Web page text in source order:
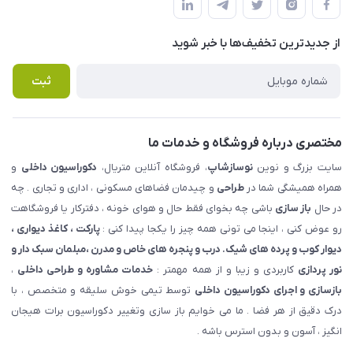
لیست محصولات
درباره ما
حریم خصوصی
راهنما
پرسش های متداول
از جدید‌ترین تخفیف‌ها با‌ خبر شوید
ثبت
مختصری درباره فروشگاه و خدمات ما
سایت بزرگ و نویننوسازشاپ، فروشگاه آنلاین متریال، دکوراسیون داخلی و
همراه همیشگی شما درطراحی و چیدمان فضاهای مسکونی ، اداری و تجاری . چه
در حال باز سازی باشی چه بخوای فقط حال و هوای خونه ، دفترکار یا فروشگاهت
رو عوض کنی ، اینجا می تونی همه چیز را یکجا پیدا کنی :پارکت ، کاغذ دیواری ،
دیوار کوب و پرده های شیک. درب و پنجره های خاص و مدرن ،مبلمان سبک دار و
نور پردازی کاربردی و زیبا و از همه مهمتر : خدمات مشاوره و طراحی داخلی ،
بازسازی و اجرای دکوراسیون داخلی توسط تیمی خوش سلیقه و متخصص ، با
درک دقیق از هر فضا . ما می خوایم باز سازی وتغییر دکوراسیون برات هیجان
انگیز ، آسون و بدون استرس باشه .